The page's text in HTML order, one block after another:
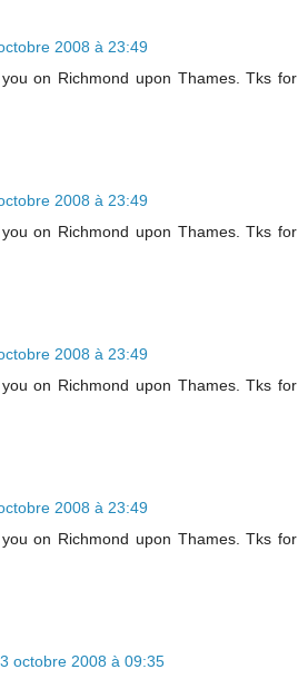
2008 à 23:49
on Richmond upon Thames. Tks for
2008 à 23:49
on Richmond upon Thames. Tks for
2008 à 23:49
on Richmond upon Thames. Tks for
2008 à 23:49
on Richmond upon Thames. Tks for
octobre 2008 à 09:35